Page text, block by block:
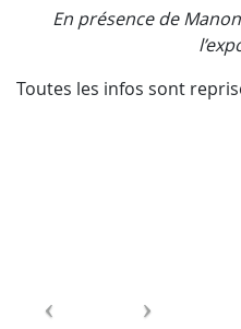
En présence de
Toutes les infos sont